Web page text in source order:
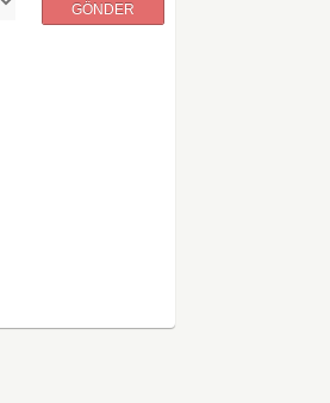
GÖNDER